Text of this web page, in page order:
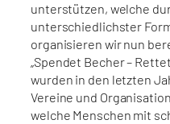
unterstützen, welche
unterschiedlichster
organisieren wir nun
„Spendet Becher –
wurden in den letzten
Vereine und
welche Menschen mit